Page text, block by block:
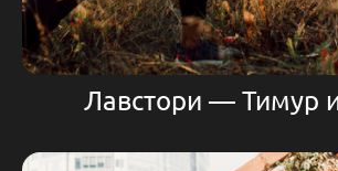
Лавстори — Тимур